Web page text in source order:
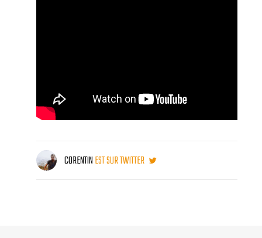
CORENTINEST SUR TWITTER